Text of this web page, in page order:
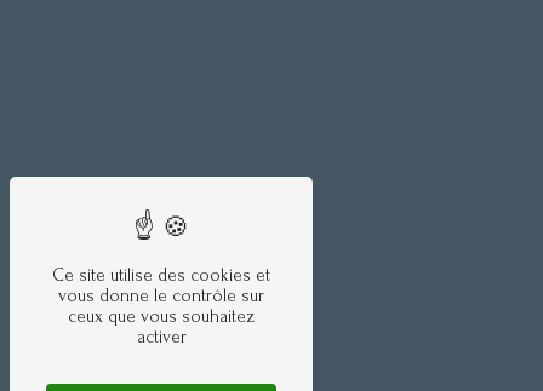
Ce site utilise des cookies et
vous donne le contrôle sur
ceux que vous souhaitez
activer